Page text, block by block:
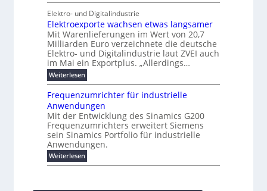
F
e
s
t
m
e
n
t
a
h
r
2
0
2
6
C
ES
t
r
ö
m
e
b
i
s
5
A
ü
h
r
e
n
d
e
s
i
n
u
s
t
r
i
e
l
l
e
t
e
u
e
r
O
n
l
i
n
e
-
S
h
o
p
v
o
n
I
c
Elektro- und Digitalindustrie
Elektroexporte wachsen etwas langsamer
Mit Warenlieferungen im Wert von 20,7
Milliarden Euro verzeichnete die deutsche
Elektro- und Digitalindustrie laut ZVEI auch
im Mai ein Exportplus. „Allerdings…
Weiterlesen:
E
e
k
t
r
o
e
x
p
o
Frequenzumrichter für industrielle
Anwendungen
Mit der Entwicklung des Sinamics G200
Frequenzumrichters erweitert Siemens
sein Sinamics Portfolio für industrielle
Anwendungen.
Weiterlesen:
F
q